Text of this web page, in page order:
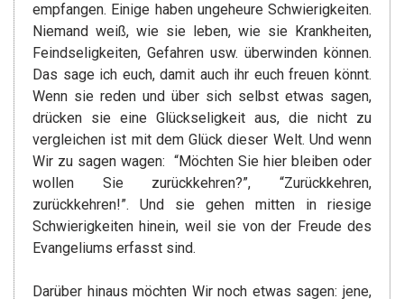
empfangen. Einige haben ungeheure Schwierigkeiten.
Niemand weiß, wie sie leben, wie sie Krankheiten,
Feindseligkeiten, Gefahren usw. überwinden können.
Das sage ich euch, damit auch ihr euch freuen könnt.
Wenn sie reden und über sich selbst etwas sagen,
drücken sie eine Glückseligkeit aus, die nicht zu
vergleichen ist mit dem Glück dieser Welt. Und wenn
Wir zu sagen wagen: “Möchten Sie hier bleiben oder
wollen Sie zurückkehren?”, “Zurückkehren,
zurückkehren!”. Und sie gehen mitten in riesige
Schwierigkeiten hinein, weil sie von der Freude des
Evangeliums erfasst sind.
Darüber hinaus möchten Wir noch etwas sagen: jene,